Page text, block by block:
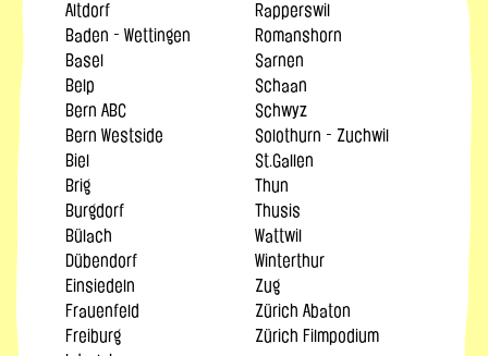
Altdorf
Baden - Wettingen
Basel
Belp
Bern ABC
Bern Westside
Biel
Brig
Burgdorf
Bülach
Dübendorf
Einsiedeln
Frauenfeld
Freiburg
Rapperswil
Romanshorn
Sarnen
Schaan
Schwyz
Solothurn - Zuchwil
St.Gallen
Thun
Thusis
Wattwil
Winterthur
Zug
Zürich Abaton
Zürich Filmpodium